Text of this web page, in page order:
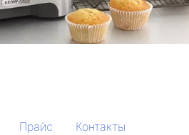
Прайс Контакты